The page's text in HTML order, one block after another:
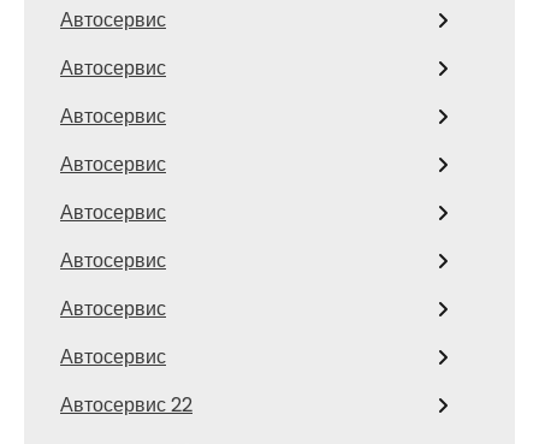
Автосервис
Автосервис
Автосервис
Автосервис
Автосервис
Автосервис
Автосервис
Автосервис
Автосервис 22